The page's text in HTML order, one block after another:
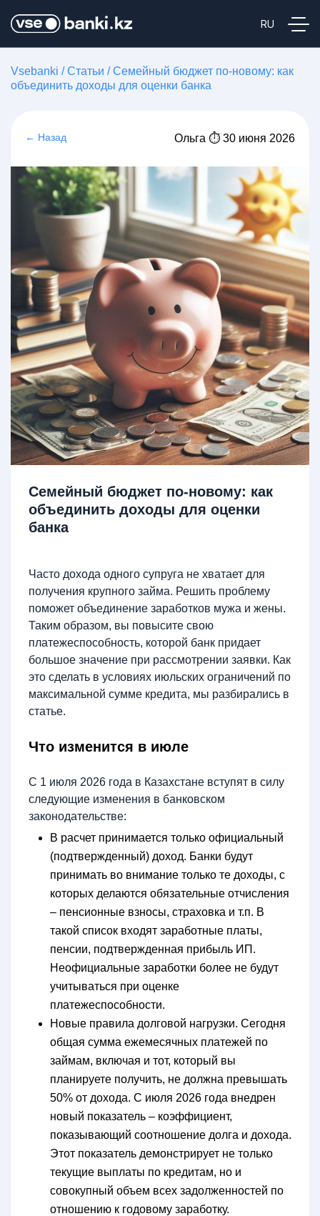
Vsebanki /Статьи /Семейный бюджет по-новому: как
объединить доходы для оценки банка
← Назад Ольга ⏱ 30 июня 2026
Семейный бюджет по-новому: как
объединить доходы для оценки
банка
Часто дохода одного супруга не хватает для
получения крупного займа. Решить проблему
поможет объединение заработков мужа и жены.
Таким образом, вы повысите свою
платежеспособность, которой банк придает
большое значение при рассмотрении заявки. Как
это сделать в условиях июльских ограничений по
максимальной сумме кредита, мы разбирались в
статье.
Что изменится в июле
С 1 июля 2026 года в Казахстане вступят в силу
следующие изменения в банковском
законодательстве:
В расчет принимается только официальный
(подтвержденный) доход. Банки будут
принимать во внимание только те доходы, с
которых делаются обязательные отчисления
– пенсионные взносы, страховка и т.п. В
такой список входят заработные платы,
пенсии, подтвержденная прибыль ИП.
Неофициальные заработки более не будут
учитываться при оценке
платежеспособности.
Новые правила долговой нагрузки. Сегодня
общая сумма ежемесячных платежей по
займам, включая и тот, который вы
планируете получить, не должна превышать
50% от дохода. С июля 2026 года внедрен
новый показатель – коэффициент,
показывающий соотношение долга и дохода.
Этот показатель демонстрирует не только
текущие выплаты по кредитам, но и
совокупный объем всех задолженностей по
отношению к годовому заработку.